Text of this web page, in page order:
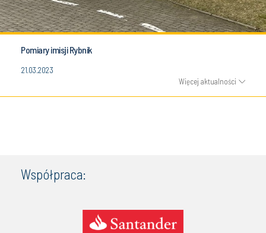
Pomiary imisji Rybnik
21.03.2023
Więcej aktualności
Współpraca: